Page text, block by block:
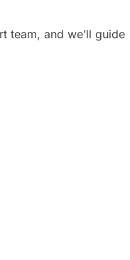
team, and we’ll guide